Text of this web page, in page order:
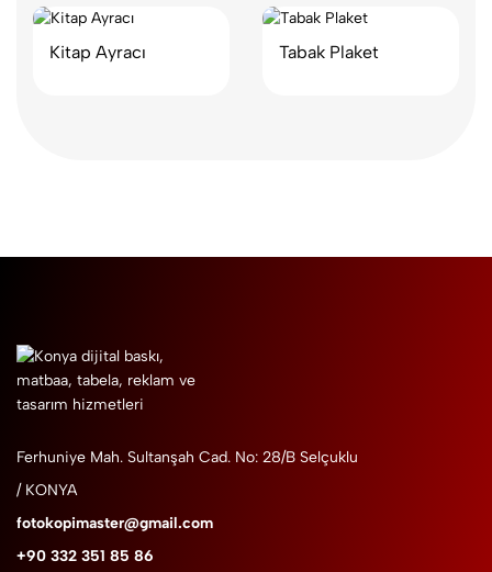
Kitap Ayracı Tabak Plaket
Ferhuniye Mah. Sultanşah Cad. No: 28/B Selçuklu
/ KONYA
fotokopimaster@gmail.com
+90 332 351 85 86